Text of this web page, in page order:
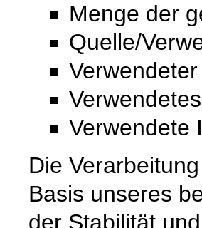
Menge der
Quelle/
Verwendete
Die
Basis unseres
der Stabilität